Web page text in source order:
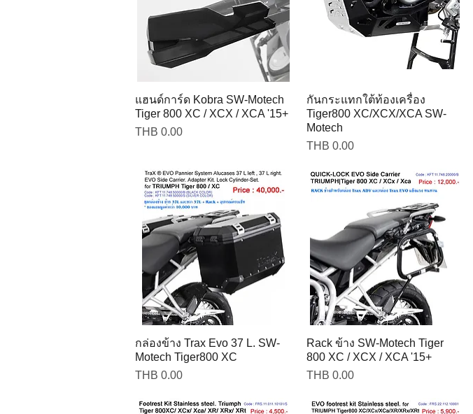
แฮนด์การ์ด Kobra SW-Motech
Tiger 800 XC / XCX / XCA '15+
Price
THB 0.00
กันกระแทกใต้ท้องเครื่อง
Tiger800 XC/XCX/XCA SW-
Motech
Price
THB 0.00
กล่องข้าง Trax Evo 37 L. SW-
Motech Tiger800 XC
Price
THB 0.00
Rack ข้าง SW-Motech Tiger
800 XC / XCX / XCA '15+
Price
THB 0.00